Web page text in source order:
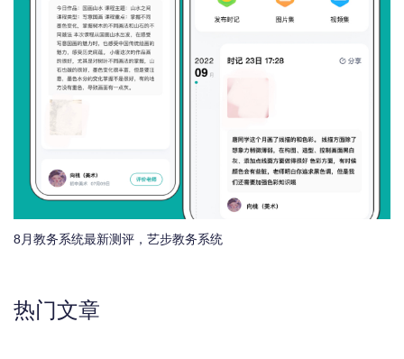
8月教务系统最新测评，艺步教务系统
热门文章